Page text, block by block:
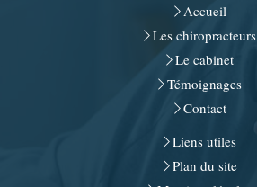
Accueil
Les chiropracteurs
Le cabinet
Témoignages
Contact
Liens utiles
Plan du site